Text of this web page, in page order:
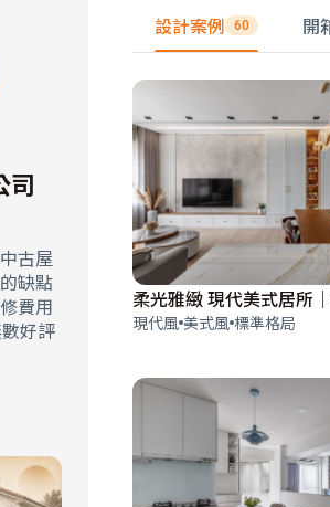
司
古屋
缺點
費用
好評
設計案例 60 開
柔光雅緻 現代美式居所
現代風 美式風 標準格局